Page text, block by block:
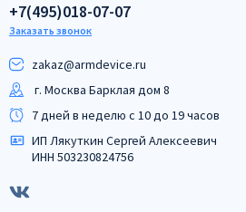
+7(495)018-07-07
Заказать звонок
zakaz@armdeviсe.ru
г. Москва Барклая дом 8
7 дней в неделю с 10 до 19 часов
ИП Лякуткин Сергей Алексеевич
ИНН 503230824756